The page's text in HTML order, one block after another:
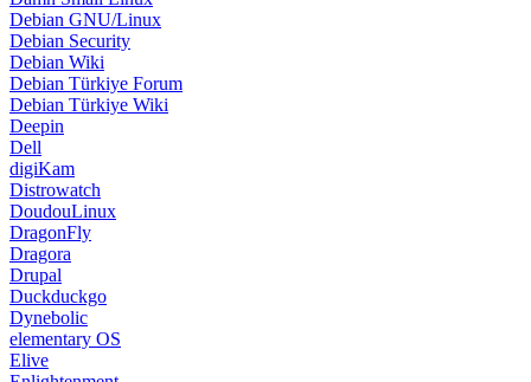
Debian GNU/Linux
Debian Security
Debian Wiki
Debian Türkiye Forum
Debian Türkiye Wiki
Deepin
Dell
digiKam
Distrowatch
DoudouLinux
DragonFly
Dragora
Drupal
Duckduckgo
Dynebolic
elementary OS
Elive